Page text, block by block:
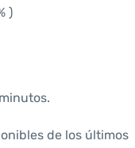
)
de los últimos